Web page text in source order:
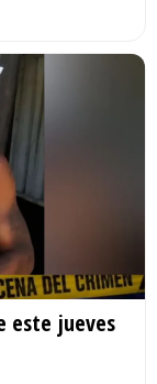
este jueves